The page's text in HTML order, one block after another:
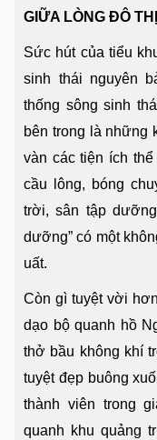
GIỮA LÒNG ĐÔ THỊ
Sức hút của tiểu
sinh thái nguyên
thống sông sinh
bên trong là những
vàn các tiện ích
cầu lông, bóng
trời, sân tập
dưỡng” có một
uất.
Còn gì tuyệt vời
dạo bộ quanh hồ
thở bầu không khí
tuyệt đẹp buông
thành viên trong
quanh khu quảng